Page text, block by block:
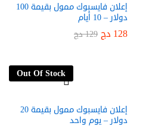
إعلان فايسبوك ممول بقيمة 100
دولار – 10 أيام
128 دج 129 دج
Out Of Stock
إعلان فايسبوك ممول بقيمة 20
دولار – يوم واحد